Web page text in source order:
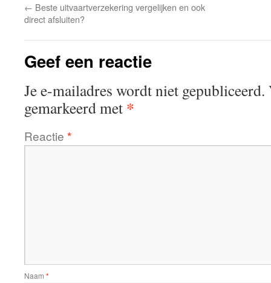
← Beste uitvaartverzekering vergelijken en ook
direct afsluiten?
Geef een reactie
Je e-mailadres wordt niet gepubliceerd.
gemarkeerd met *
Reactie *
Naam *